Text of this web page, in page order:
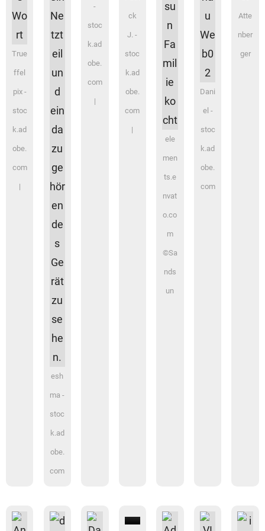
True
ffel
pix -
stoc
k.ad
obe.
com
|
esh
ma -
stoc
k.ad
obe.
com
-
stoc
k.ad
obe.
com
|
ck
J. -
stoc
k.ad
obe.
com
|
ele
men
ts.e
nvat
o.co
m
©Sa
nds
un
Dani
el -
stoc
k.ad
obe.
com
Atte
nber
ger